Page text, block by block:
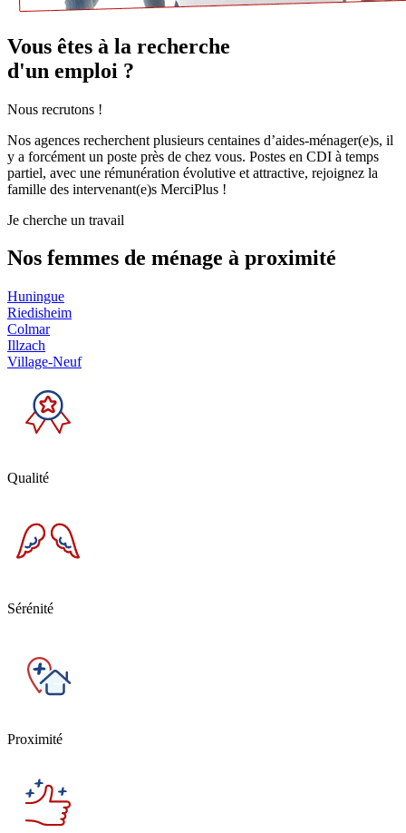
Vous êtes à la recherche
d'un emploi ?
Nous recrutons !
Nos agences recherchent plusieurs centaines d’aides-ménager(e)s, il
y a forcément un poste près de chez vous. Postes en CDI à temps
partiel, avec une rémunération évolutive et attractive, rejoignez la
famille des intervenant(e)s MerciPlus !
Je cherche un travail
Nos femmes de ménage à proximité
Huningue
Riedisheim
Colmar
Illzach
Village-Neuf
Qualité
Sérénité
Proximité